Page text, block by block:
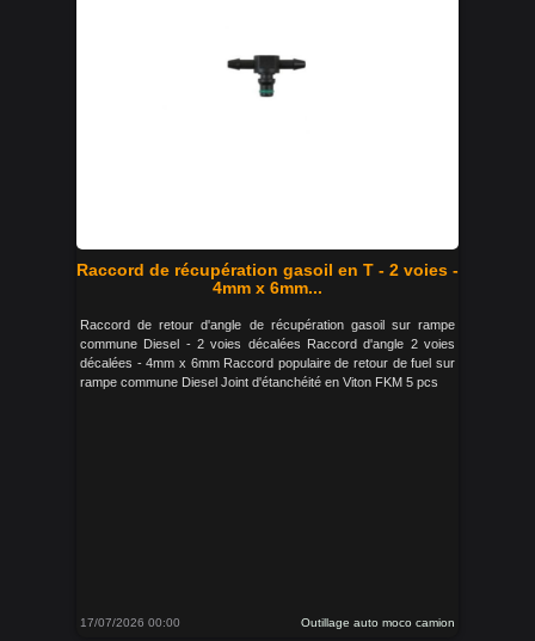
Raccord de récupération gasoil en T - 2 voies -
4mm x 6mm...
Raccord de retour d'angle de récupération gasoil sur rampe
commune Diesel - 2 voies décalées Raccord d'angle 2 voies
décalées - 4mm x 6mm Raccord populaire de retour de fuel sur
rampe commune Diesel Joint d'étanchéité en Viton FKM 5 pcs
17/07/2026 00:00 Outillage auto moco camion